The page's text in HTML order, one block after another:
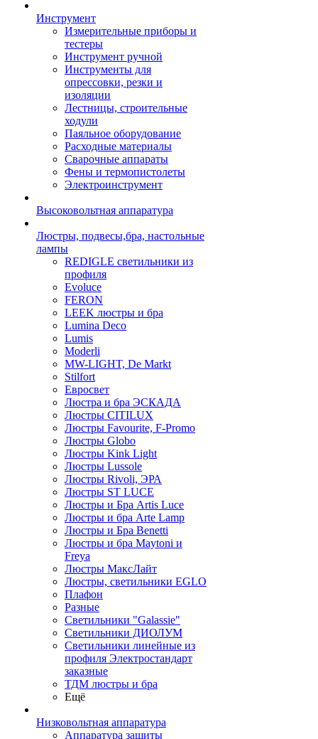
Инструмент
Измерительные приборы и
тестеры
Инструмент ручной
Инструменты для
опрессовки, резки и
изоляции
Лестницы, строительные
ходули
Паяльное оборудование
Расходные материалы
Сварочные аппараты
Фены и термопистолеты
Электроинструмент
Высоковольтная аппаратура
Люстры, подвесы,бра, настольные
лампы
REDIGLE светильники из
профиля
Evoluce
FERON
LEEK люстры и бра
Lumina Deco
Lumis
Moderli
MW-LIGHT, De Markt
Stilfort
Евросвет
Люстра и бра ЭСКАДА
Люстры CITILUX
Люстры Favourite, F-Promo
Люстры Globo
Люстры Kink Light
Люстры Lussole
Люстры Rivoli, ЭРА
Люстры ST LUCE
Люстры и Бра Artis Luce
Люстры и бра Arte Lamp
Люстры и Бра Benetti
Люстры и бра Maytoni и
Freya
Люстры МаксЛайт
Люстры, светильники EGLO
Плафон
Разные
Светильники "Galassie"
Светильники ДИОЛУМ
Светильники линейные из
профиля Электростандарт
заказные
ТДМ люстры и бра
Ещё
Низковольтная аппаратура
Аппаратура защиты